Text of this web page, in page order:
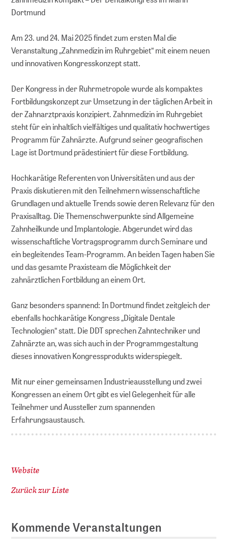
Dortmund
Am 23. und 24. Mai 2025 findet zum ersten Mal die
Veranstaltung „Zahnmedizin im Ruhrgebiet“ mit einem neuen
und innovativen Kongresskonzept statt.
Der Kongress in der Ruhrmetropole wurde als kompaktes
Fortbildungskonzept zur Umsetzung in der täglichen Arbeit in
der Zahnarztpraxis konzipiert. Zahnmedizin im Ruhrgebiet
steht für ein inhaltlich vielfältiges und qualitativ hochwertiges
Programm für Zahnärzte. Aufgrund seiner geografischen
Lage ist Dortmund prädestiniert für diese Fortbildung.
Hochkarätige Referenten von Universitäten und aus der
Praxis diskutieren mit den Teilnehmern wissenschaftliche
Grundlagen und aktuelle Trends sowie deren Relevanz für den
Praxisalltag. Die Themenschwerpunkte sind Allgemeine
Zahnheilkunde und Implantologie. Abgerundet wird das
wissenschaftliche Vortragsprogramm durch Seminare und
ein begleitendes Team-Programm. An beiden Tagen haben Sie
und das gesamte Praxisteam die Möglichkeit der
zahnärztlichen Fortbildung an einem Ort.
Ganz besonders spannend: In Dortmund findet zeitgleich der
ebenfalls hochkarätige Kongress „Digitale Dentale
Technologien“ statt. Die DDT sprechen Zahntechniker und
Zahnärzte an, was sich auch in der Programmgestaltung
dieses innovativen Kongressprodukts widerspiegelt.
Mit nur einer gemeinsamen Industrieausstellung und zwei
Kongressen an einem Ort gibt es viel Gelegenheit für alle
Teilnehmer und Aussteller zum spannenden
Erfahrungsaustausch.
Website
Zurück zur Liste
Kommende Veranstaltungen